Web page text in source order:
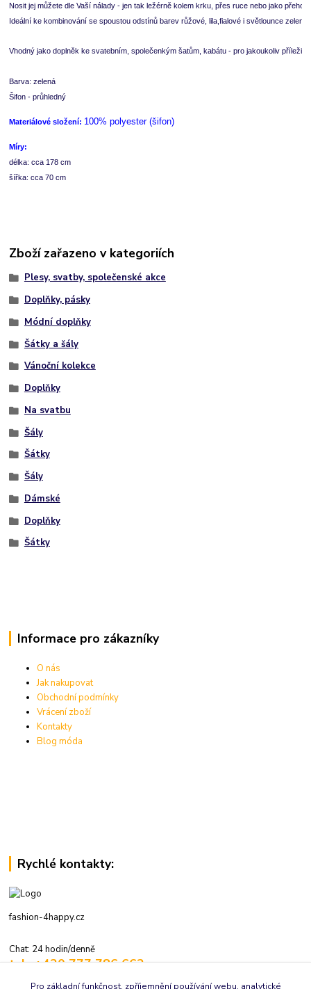
Nosit jej můžete dle Vaší nálady - jen tak ležérně kolem krku, přes ruce nebo jako přehoz
Ideální ke kombinování se spoustou odstínů barev růžové, lila,fialové i světlounce zelené.
Vhodný jako doplněk ke svatebním, společenkým šatům, kabátu - pro jakoukoliv
Barva: zelená
Šifon - průhledný
Materiálové složení: 100% polyester (šifon)
Míry:
délka: cca 178 cm
šířka: cca 70 cm
Zboží zařazeno v kategoriích
Plesy, svatby, společenské akce
Doplňky, pásky
Módní doplňky
Šátky a šály
Vánoční kolekce
Doplňky
Na svatbu
Šály
Šátky
Šály
Dámské
Doplňky
Šátky
Informace pro zákazníky
O nás
Jak nakupovat
Obchodní podmínky
Vrácení zboží
Kontakty
Blog móda
Rychlé kontakty:
fashion-4happy.cz
Chat: 24 hodin/denně
tel.: +420 777 786 662
Pro základní funkčnost, zpříjemnění používání webu, analytické